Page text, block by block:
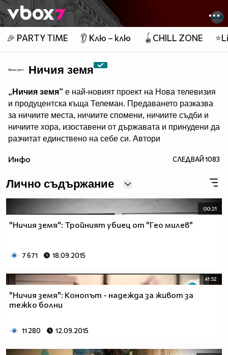
Member of
👾
🎉 PARTY TIME 👂 Клю – клю 🪀CHILL ZONE
Ничия земя
„Ничия земя” е най-новият проект на Нова телевизия
и продуцентска къща Телеман. Предаването разказва
за ничиите места, ничиите спомени, ничиите съдби и
ничиите хора, изоставени от държавата и принудени да
разчитат единствено на себе си. Автори
Елена Чопакова, „виновна” за човешките
срещат с обикновените преди да станат необикновени.
– всяка събота, веднага след игралния
филм в 20.00 ч. и преди „Горещо”, по Нова.
Инфо СЛЕДВАЙ1083
Лично съдържание
00:21
"Ничия земя": Тройният убиец от "Гео милев"
7 671 18.09.2015
41:52
"Ничия земя": Конопът - надежда за живот за
тежко болни
11 280 12.09.2015